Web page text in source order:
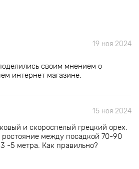
19 ноя 2024
своим мнением о
интернет магазине.
15 ноя 2024
и скороспелый грецкий орех.
между посадкой 70-90
-5 метра. Как правильно?